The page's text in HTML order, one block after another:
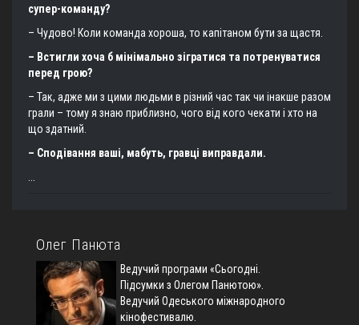
супер-команду?
– Чудово! Коли команда хороша, то капітаном бути за щастя.
– Встигли хоча б мінімально зігратися та потренуватися
перед грою?
– Так, адже ми з цими людьми в різний час так чи інакше разом
грали – тому я знаю приблизно, чого від кого чекати і хто на
що здатний.
– Сподівання ваші, мабуть, гравці виправдали.
Олег Панюта
Ведучий програми «Сьогодні.
Підсумки з Олегом Панютою».
Ведучий Одеського міжнародного
кінофестивалю.